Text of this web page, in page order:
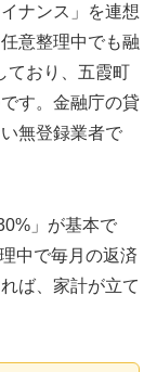
ナンス」を連想
意整理中でも融
ており、五霞町
す。金融庁の貸
無登録業者で
」が基本で
中で毎月の返済
ば、家計が立て